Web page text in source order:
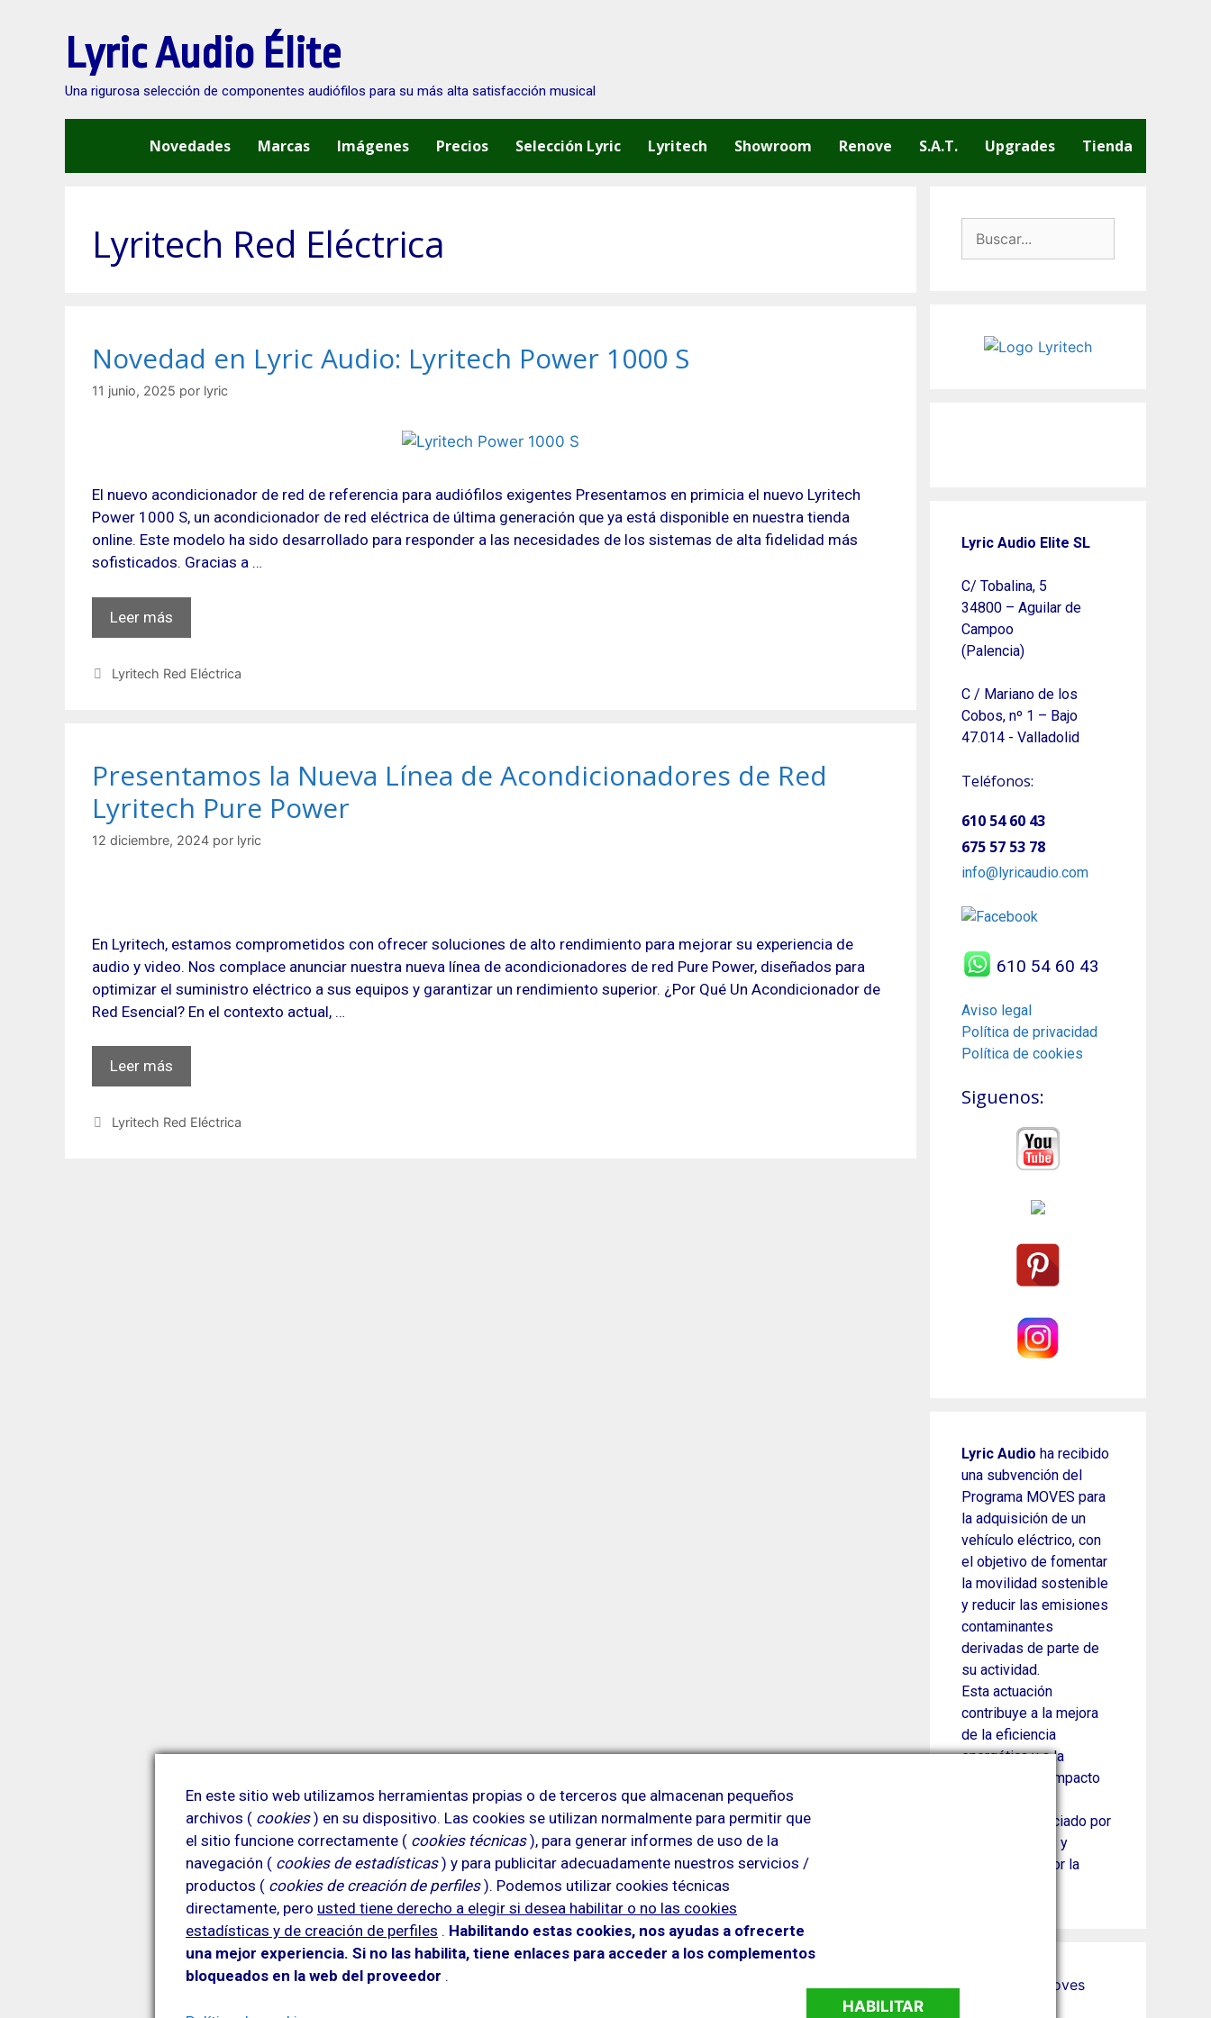
Lyric Audio Élite
Una rigurosa selección de componentes audiófilos para su más alta satisfacción musical
Novedades Marcas Imágenes Precios Selección Lyric Lyritech Showroom Renove S.A.T. Upgrades Tienda
Lyritech Red Eléctrica
Novedad en Lyric Audio: Lyritech Power 1000 S
11 junio, 2025 por lyric
El nuevo acondicionador de red de referencia para audiófilos exigentes Presentamos en primicia el nuevo Lyritech
Power 1000 S, un acondicionador de red eléctrica de última generación que ya está disponible en nuestra tienda
online. Este modelo ha sido desarrollado para responder a las necesidades de los sistemas de alta fidelidad más
sofisticados. Gracias a …
Leer más
Categorías
Lyritech Red Eléctrica
Presentamos la Nueva Línea de Acondicionadores de Red
Lyritech Pure Power
12 diciembre, 2024 por lyric
En Lyritech, estamos comprometidos con ofrecer soluciones de alto rendimiento para mejorar su experiencia de
audio y video. Nos complace anunciar nuestra nueva línea de acondicionadores de red Pure Power, diseñados para
optimizar el suministro eléctrico a sus equipos y garantizar un rendimiento superior. ¿Por Qué Un Acondicionador de
Red Esencial? En el contexto actual, …
Leer más
Categorías
Lyritech Red Eléctrica
Lyric Audio Elite SL
C/ Tobalina, 5
34800 – Aguilar de
Campoo
(Palencia)
C / Mariano de los
Cobos, nº 1 – Bajo
47.014 - Valladolid
Teléfonos:
610 54 60 43
675 57 53 78
info@lyricaudio.com
610 54 60 43
Aviso legal
Política de privacidad
Política de cookies
Siguenos:
Lyric Audio ha recibido
una subvención del
Programa MOVES para
la adquisición de un
vehículo eléctrico, con
el objetivo de fomentar
la movilidad sostenible
y reducir las emisiones
contaminantes
derivadas de parte de
su actividad.
Esta actuación
contribuye a la mejora
de la eficiencia
energética y a la
reducción del impacto
Proyecto financiado por
el Plan MOVES y
cofinanciado por la
En este sitio web utilizamos herramientas propias o de terceros que almacenan pequeños
archivos ( cookies) en su dispositivo. Las cookies se utilizan normalmente para permitir que
el sitio funcione correctamente ( cookies técnicas), para generar informes de uso de la
navegación ( cookies de estadísticas) y para publicitar adecuadamente nuestros servicios /
productos ( cookies de creación de perfiles). Podemos utilizar cookies técnicas
directamente, pero usted tiene derecho a elegir si desea habilitar o no las cookies
estadísticas y de creación de perfiles . Habilitando estas cookies, nos ayudas a ofrecerte
una mejor experiencia. Si no las habilita, tiene enlaces para acceder a los complementos
bloqueados en la web del proveedor .
HABILITAR